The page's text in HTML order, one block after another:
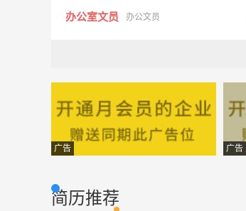
办公室文员 办公文员
助理策划师 其它类型
造价工程师 其它类型
业务员 其它类型
广告 广告
简历推荐